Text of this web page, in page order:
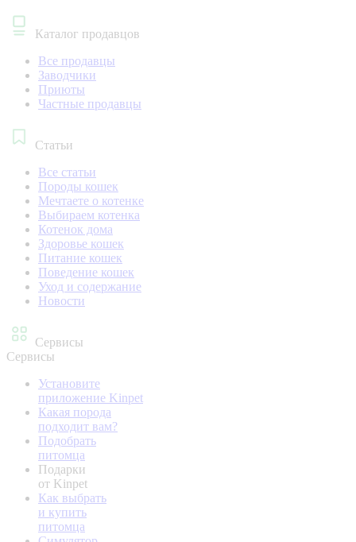
Каталог продавцов
Все продавцы
Заводчики
Приюты
Частные продавцы
Статьи
Все статьи
Породы кошек
Мечтаете о котенке
Выбираем котенка
Котенок дома
Здоровье кошек
Питание кошек
Поведение кошек
Уход и содержание
Новости
Сервисы
Сервисы
Установите
приложение Kinpet
Какая порода
подходит вам?
Подобрать
питомца
Подарки
от Kinpet
Как выбрать
и купить
питомца